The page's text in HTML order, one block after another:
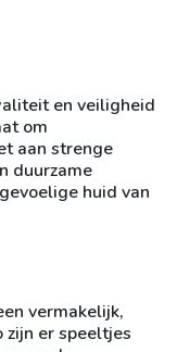
en veiligheid
om
aan strenge
duurzame
huid van
vermakelijk,
er speeltjes